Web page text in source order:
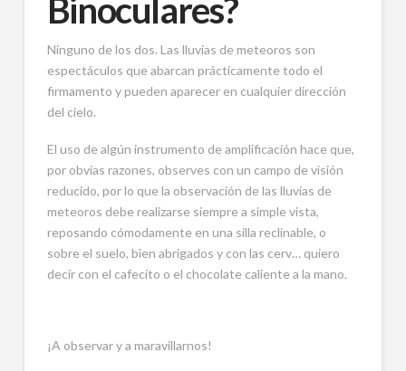
Binoculares?
Ninguno de los dos. Las lluvias de meteoros son
espectáculos que abarcan prácticamente todo el
firmamento y pueden aparecer en cualquier dirección
del cielo.
El uso de algún instrumento de amplificación hace que,
por obvias razones, observes con un campo de visión
reducido, por lo que la observación de las lluvias de
meteoros debe realizarse siempre a simple vista,
reposando cómodamente en una silla reclinable, o
sobre el suelo, bien abrigados y con las cerv… quiero
decir con el cafecito o el chocolate caliente a la mano.
¡A observar y a maravillarnos!